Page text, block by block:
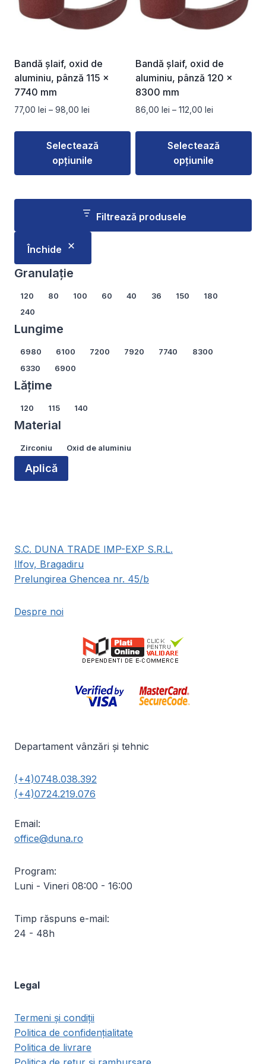
variații.
fi
alese
în
produsului.
variații.
fi
alese
în
produsului.
Bandă șlaif, oxid de
aluminiu, pânză 115 x
7740 mm
77,00 lei – 98,00 lei
prețuri:
77,00 lei
până
Selectează
opțiunile
produs
multe
variații.
Opțiunile
alese
în
Bandă șlaif, oxid de
aluminiu, pânză 120 x
8300 mm
86,00 lei – 112,00 lei
prețuri:
86,00 lei
până
Selectează
opțiunile
produs
are
mai
fi
Filtrează produsele
Închide
Granulație
Granulație
120 80 100 60 40 36 150
180
240
Lungime
Lungime
6980 6100 7200 7920 7740
8300
6330
6900
Lățime
Lățime
120 115 140
Material
Material
Zirconiu Oxid de aluminiu
Aplică
S.C. DUNA TRADE IMP-EXP S.R.L.
Ilfov, Bragadiru
Prelungirea Ghencea nr. 45/b
Despre noi
Departament vânzări și tehnic
(+4)0748.038.392
(+4)0724.219.076
Email:
office@duna.ro
Program:
Luni - Vineri 08:00 - 16:00
Timp răspuns e-mail:
24 - 48h
Legal
Termeni și condiții
Politica de confidențialitate
Politica de livrare